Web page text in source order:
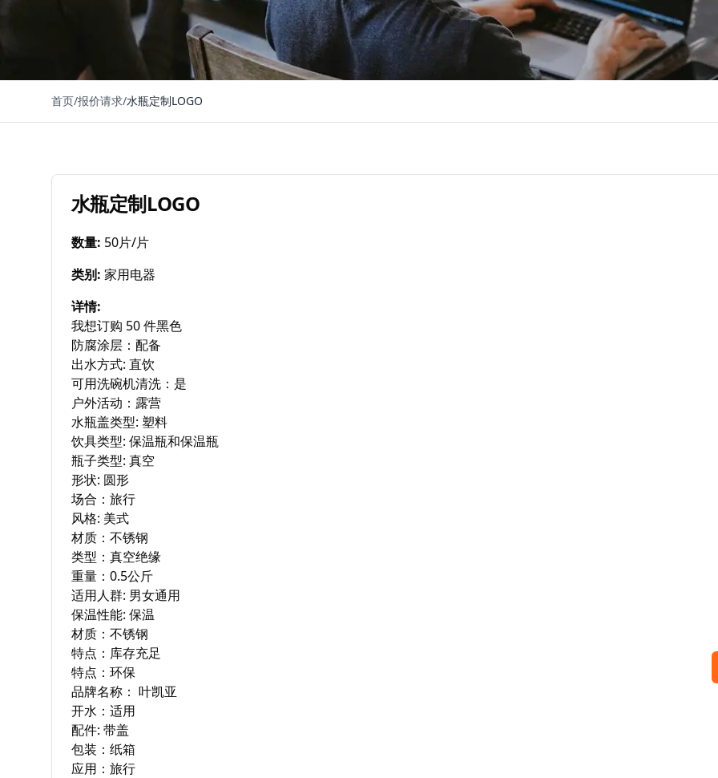
首页/报价请求/水瓶定制LOGO
水瓶定制LOGO
数量: 50片/片
类别: 家用电器
详情:
我想订购 50 件黑色
防腐涂层：配备
出水方式: 直饮
可用洗碗机清洗：是
户外活动：露营
水瓶盖类型: 塑料
饮具类型: 保温瓶和保温瓶
瓶子类型: 真空
形状: 圆形
场合：旅行
风格: 美式
材质：不锈钢
类型：真空绝缘
重量：0.5公斤
适用人群: 男女通用
保温性能: 保温
材质：不锈钢
特点：库存充足
特点：环保
品牌名称： 叶凯亚
开水：适用
配件: 带盖
包装：纸箱
应用：旅行